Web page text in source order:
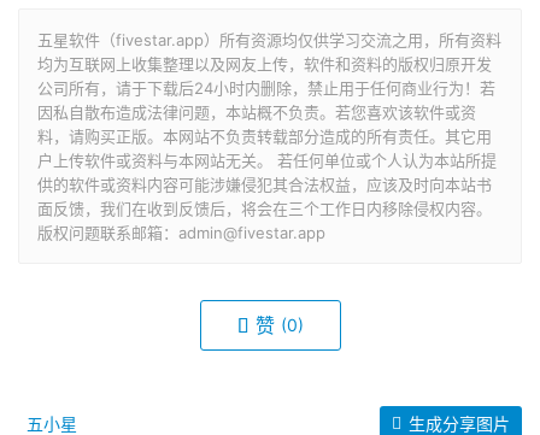
五星软件（fivestar.app）所有资源均仅供学习交流之用，所有资料
均为互联网上收集整理以及网友上传，软件和资料的版权归原开发
公司所有，请于下载后24小时内删除，禁止用于任何商业行为！若
因私自散布造成法律问题，本站概不负责。若您喜欢该软件或资
料，请购买正版。本网站不负责转载部分造成的所有责任。其它用
户上传软件或资料与本网站无关。 若任何单位或个人认为本站所提
供的软件或资料内容可能涉嫌侵犯其合法权益，应该及时向本站书
面反馈，我们在收到反馈后，将会在三个工作日内移除侵权内容。
版权问题联系邮箱：admin@fivestar.app
赞 (0)
五小星 生成分享图片